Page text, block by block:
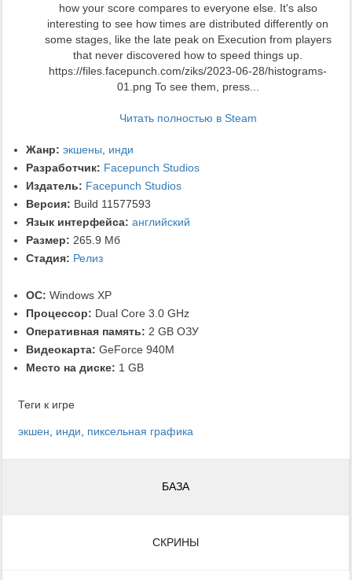
how your score compares to everyone else. It's also
interesting to see how times are distributed differently on
some stages, like the late peak on Execution from players
that never discovered how to speed things up.
https://files.facepunch.com/ziks/2023-06-28/histograms-
01.png To see them, press...
Читать полностью в Steam
Жанр: экшены, инди
Разработчик: Facepunch Studios
Издатель: Facepunch Studios
Версия: Build 11577593
Язык интерфейса: английский
Размер: 265.9 Мб
Стадия: Релиз
ОС: Windows XP
Процессор: Dual Core 3.0 GHz
Оперативная память: 2 GB ОЗУ
Видеокарта: GeForce 940M
Место на диске: 1 GB
Теги к игре
экшен, инди, пиксельная графика
БАЗА
СКРИНЫ